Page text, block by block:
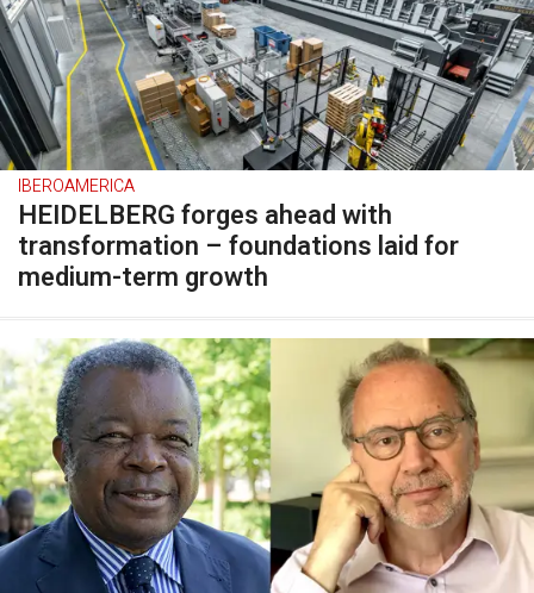
IBEROAMERICA
HEIDELBERG forges ahead with
transformation – foundations laid for
medium-term growth